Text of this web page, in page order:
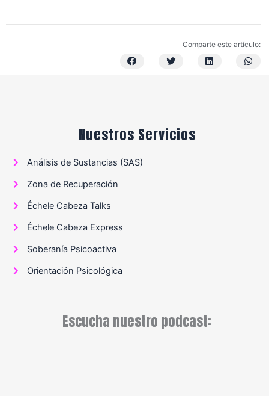
Comparte este artículo:
Nuestros Servicios
Análisis de Sustancias (SAS)
Zona de Recuperación
Échele Cabeza Talks
Échele Cabeza Express
Soberanía Psicoactiva
Orientación Psicológica
Escucha nuestro podcast: